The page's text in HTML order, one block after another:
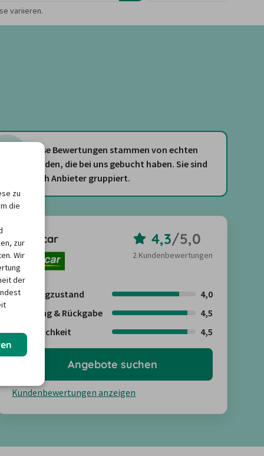
variieren.
Diese Bewertungen stammen von echten
Kunden, die bei uns gebucht haben. Sie sind
nach Anbieter gruppiert.
Europcar 4,3/5,0
2 Kundenbewertungen
Fahrzeugzustand
4,0
Abholung & Rückgabe
4,5
Freundlichkeit
4,5
Kundenbewertungen anzeigen
Angebote suchen
zu
die
zur
Wir
der